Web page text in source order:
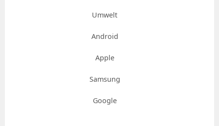
Umwelt
Android
Apple
Samsung
Google